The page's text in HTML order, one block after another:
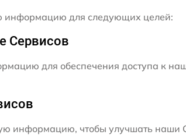
информацию для следующих целей:
Сервисов
для обеспечения доступа к
информацию, чтобы улучшать наши